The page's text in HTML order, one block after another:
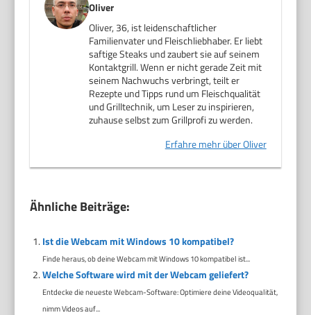
Oliver
Oliver, 36, ist leidenschaftlicher
Familienvater und Fleischliebhaber. Er liebt
saftige Steaks und zaubert sie auf seinem
Kontaktgrill. Wenn er nicht gerade Zeit mit
seinem Nachwuchs verbringt, teilt er
Rezepte und Tipps rund um Fleischqualität
und Grilltechnik, um Leser zu inspirieren,
zuhause selbst zum Grillprofi zu werden.
Erfahre mehr über Oliver
Ähnliche Beiträge:
Ist die Webcam mit Windows 10 kompatibel?
Finde heraus, ob deine Webcam mit Windows 10 kompatibel ist...
Welche Software wird mit der Webcam geliefert?
Entdecke die neueste Webcam-Software: Optimiere deine Videoqualität,
nimm Videos auf...